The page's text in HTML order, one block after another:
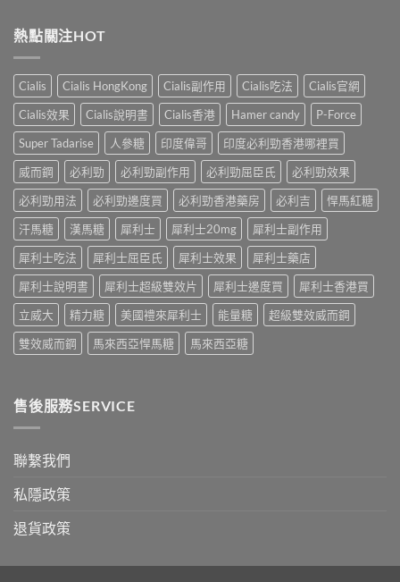
實
證
你
真
相，
備
孕
男
必
讀〉
位
真
實
體
驗
＋
醫
真
相
大
開〉
中
效
法
與
印
度
Levifil-
20〉
凍
用
與
副
作
用：
果
凍
嘅
速
效
術
要
打
折
讀〉
熱點關注HOT
Cialis Cialis HongKong Cialis副作用 Cialis吃法
Cialis官網
Cialis效果
Cialis說明書 Cialis香港 Hamer candy
P-Force
Super Tadarise
人參糖 印度偉哥
印度必利勁香港哪裡買
威而鋼
必利勁 必利勁副作用 必利勁屈臣氏
必利勁效果
必利勁用法
必利勁邊度買 必利勁香港藥房 必利吉
悍馬紅糖
汗馬糖
漢馬糖 犀利士 犀利士20mg
犀利士副作用
犀利士吃法
犀利士屈臣氏 犀利士效果
犀利士藥店
犀利士說明書
犀利士超級雙效片 犀利士邊度買
犀利士香港買
立威大
精力糖 美國禮來犀利士 能量糖
超級雙效威而鋼
雙效威而鋼
馬來西亞悍馬糖 馬來西亞糖
售後服務SERVICE
聯繫我們
私隱政策
退貨政策